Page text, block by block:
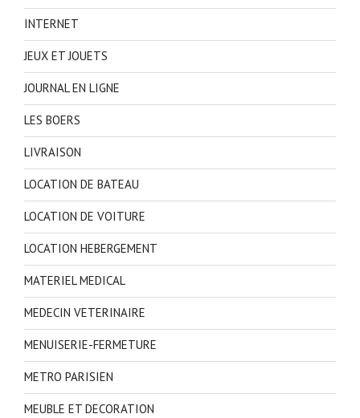
INTERNET
JEUX ET JOUETS
JOURNAL EN LIGNE
LES BOERS
LIVRAISON
LOCATION DE BATEAU
LOCATION DE VOITURE
LOCATION HEBERGEMENT
MATERIEL MEDICAL
MEDECIN VETERINAIRE
MENUISERIE-FERMETURE
METRO PARISIEN
MEUBLE ET DECORATION